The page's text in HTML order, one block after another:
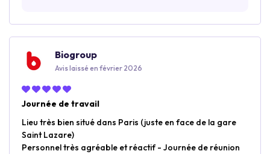
Biogroup
Avis laissé en février 2026
Journée de travail
Lieu très bien situé dans Paris (juste en face de la gare
Saint Lazare)
Personnel très agréable et réactif - Journée de réunion